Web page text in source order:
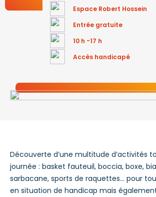
Espace Robert Hossein
Entrée gratuite
10 h -17 h
Accès handicapé
Découverte d’une multitude d’activités
journée : basket fauteuil, boccia, boxe,
sarbacane, sports de raquettes… pour
en situation de handicap mais